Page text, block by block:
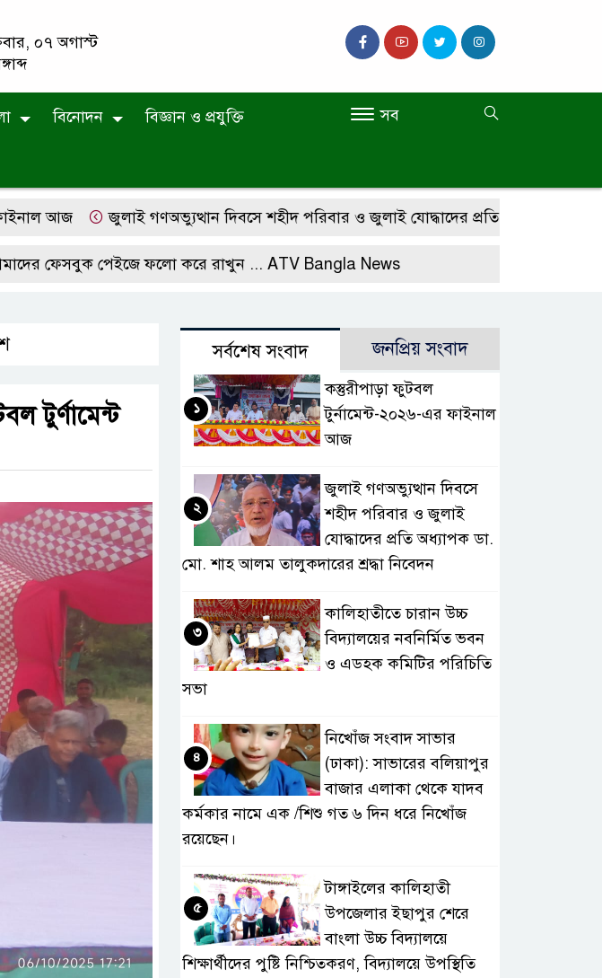
০৭ অগাস্ট
বিনোদন বিজ্ঞান ও প্রযুক্তি সব
জুলাই গণঅভ্যুত্থান দিবসে শহীদ পরিবার ও জুলাই যোদ্ধাদের প্রতি অধ্যাপক ডা. মো. শাহ
পেইজে ফলো করে রাখুন ...ATV Bangla News
টুর্ণামেন্ট
সর্বশেষ সংবাদ জনপ্রিয় সংবাদ
কস্তুরীপাড়া ফুটবল
টুর্নামেন্ট-২০২৬-এর ফাইনাল
আজ
১
জুলাই গণঅভ্যুত্থান দিবসে
শহীদ পরিবার ও জুলাই
যোদ্ধাদের প্রতি অধ্যাপক ডা.
মো. শাহ আলম তালুকদারের শ্রদ্ধা নিবেদন
২
কালিহাতীতে চারান উচ্চ
বিদ্যালয়ের নবনির্মিত ভবন
ও এডহক কমিটির পরিচিতি
সভা
৩
নিখোঁজ সংবাদ সাভার
(ঢাকা): সাভারের বলিয়াপুর
বাজার এলাকা থেকে যাদব
কর্মকার নামে এক /শিশু গত ৬ দিন ধরে নিখোঁজ
রয়েছেন।
৪
টাঙ্গাইলের কালিহাতী
উপজেলার ইছাপুর শেরে
বাংলা উচ্চ বিদ্যালয়ে
শিক্ষার্থীদের পুষ্টি নিশ্চিতকরণ, বিদ্যালয়ে উপস্থিতি
৫